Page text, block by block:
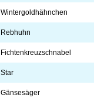
Wintergoldhähnchen
Rebhuhn
Fichtenkreuzschnabel
Star
Gänsesäger